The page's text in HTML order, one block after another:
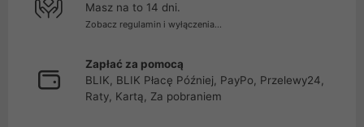
Masz na to 14 dni.
Zobacz regulamin i wyłączenia...
Zapłać za pomocą
BLIK, BLIK Płacę Później, PayPo, Przelewy24,
Raty, Kartą, Za pobraniem